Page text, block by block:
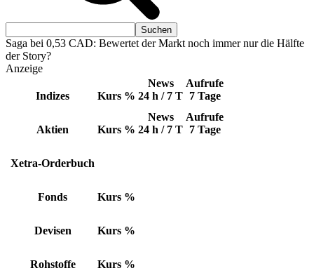
Saga bei 0,53 CAD: Bewertet der Markt noch immer nur die Hälfte
der Story?
Anzeige
Indizes Kurs %
News
24 h / 7 T
Aufrufe
7 Tage
Aktien Kurs %
News
24 h / 7 T
Aufrufe
7 Tage
Xetra-Orderbuch
Fonds Kurs %
Devisen Kurs %
Rohstoffe Kurs %